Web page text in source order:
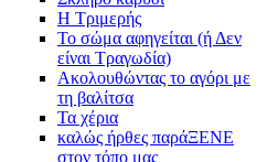
Η Τριμερής
Το σώμα αφηγείται (ή Δεν
είναι Τραγωδία)
Ακολουθώντας το αγόρι με
τη βαλίτσα
Τα χέρια
καλώς ήρθες παράΞΕΝΕ
στον τόπο μας